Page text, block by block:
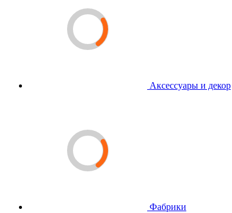
Аксессуары и декор
Фабрики